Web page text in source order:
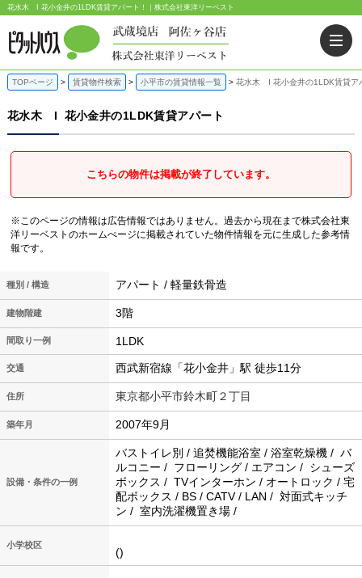
花水木 I 花小金井の1LDK賃貸アパート！｜株式会社東洋リーベスト
TOPページ 賃貸物件検索 小平市の賃貸情報一覧 花水木 I 花小金井の1LDK賃貸ア
花水木 I 花小金井の1LDK賃貸アパート
こちらの物件は掲載が終了しています。
※このページの情報は広告情報ではありません。過去から現在まで株式会社東
洋リーベストのホームぺージに掲載されていた物件情報を元に生成した参考情
報です。
種別 / 構造 アパート / 軽量鉄骨造
建物階建 3階
間取り一例 1LDK
交通 西武新宿線「花小金井」駅 徒歩11分
住所 東京都小平市鈴木町２丁目
築年月 2007年9月
設備・条件の一例
バストイレ別 / 追焚機能浴室 / 浴室乾燥機 / バ
ルコニー / フローリング / エアコン / シューズ
ボックス / TVインターホン / オートロック / 宅
配ボックス / BS / CATV / LAN / 対面式キッチ
ン / 室内洗濯機置き場 /
小学校区
()